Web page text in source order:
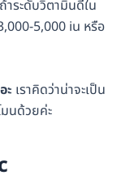
ระดับวิตามินดีใน
5,000 iu หรือ
ะ เราคิดว่าน่าจะเป็น
มนด้วยค่ะ